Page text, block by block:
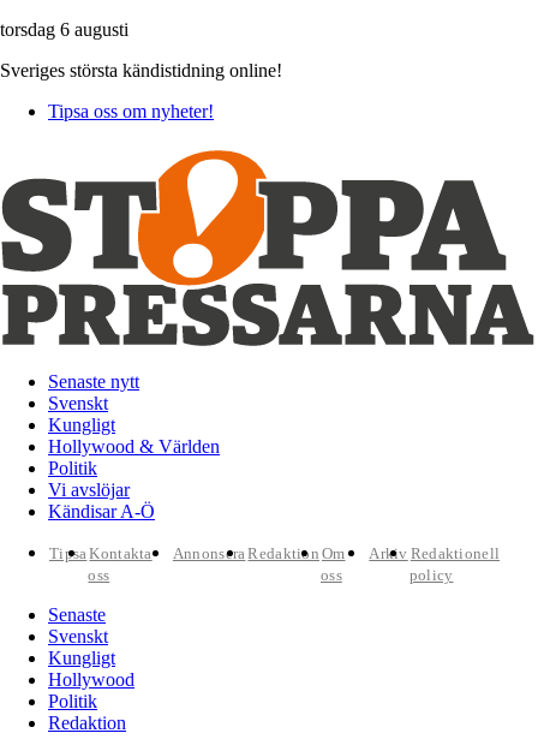
torsdag 6 augusti
Sveriges största kändistidning online!
Tipsa oss om nyheter!
Senaste nytt
Svenskt
Kungligt
Hollywood & Världen
Politik
Vi avslöjar
Kändisar A-Ö
TipsaKontakta
oss
AnnonseraRedaktion Om
oss
Arkiv Redaktionell
policy
Senaste
Svenskt
Kungligt
Hollywood
Politik
Redaktion